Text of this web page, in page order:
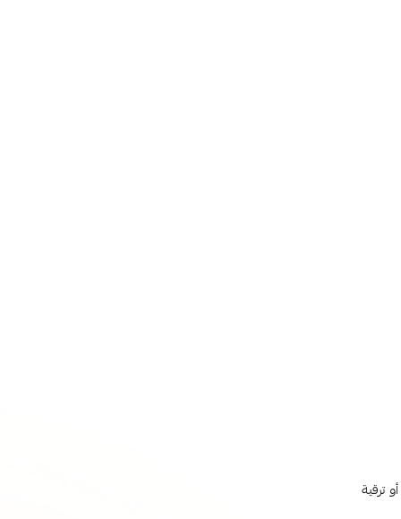
ترقية